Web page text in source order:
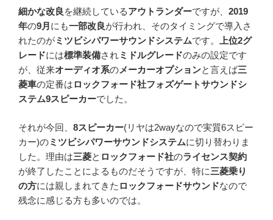
細かな改良 を継続しているアウトランダーですが、 2019
年の9月 にも一部改良が行われ、そのタイミングで導入さ
れたのがミツビシパワーサウンドシステムです。 上位2グ
レードには標準装備されミドルグレードのみの設定です
が、従来オーディオ系のメーカーオプションと言えば三
菱車の定番はロックフォード社フォズゲートサウンドシ
ステム9スピーカーでした。
それが今回、 8スピーカー(リヤは2wayなので実質6スピー
カー)のミツビシパワーサウンドシステムに切り替わりま
した。理由は三菱と ロックフォード社のライセンス契約
が終了したことによるものだそうですが、特に三菱乗り
の方には親しまれてきた ロックフォードサウンドなので
残念に感じる方も多いのでは。